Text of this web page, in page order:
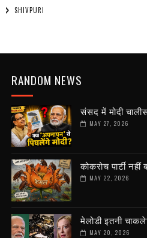
SHIVPURI
RANDOM NEWS
संसद में मोदी
MAY 27, 2026
कोकरोच पार्टी
MAY 22, 2026
मेलोडी इतनी
MAY 20, 2026